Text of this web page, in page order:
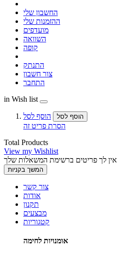
החשבון שלי
ההזמנות שלי
מועדפים
השוואה
קופה
התנתק
צור חשבון
התחבר
in Wish list
הוסף לסל הוסף לסל
הסרת פריט זה
Total Products
View my Wishlist
אין לך פריטים ברשימת המשאלות שלך
המשך בקניות
צור קשר
אודות
תקנון
מבצעים
קטגוריות
אומנויות לחימה